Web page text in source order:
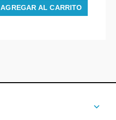
AGREGAR AL CARRITO